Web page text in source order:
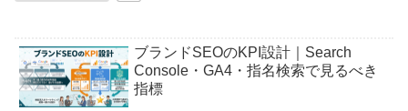
ブランドSEOのKPI設計｜Search
Console・GA4・指名検索で見るべき
指標